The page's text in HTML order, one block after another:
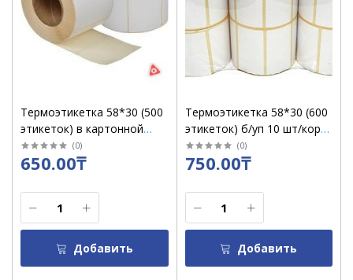
Термоэтикетка 58*30 (500
этикеток) в картонной
втулке
(0)
650.00₸
Добавить
Термоэтикетка 58*30 (600
этикеток) б/уп 10 шт/кор
50 шт/ 60 шт/ 72 шт в
картонной втулке в кор
(0)
750.00₸
Добавить